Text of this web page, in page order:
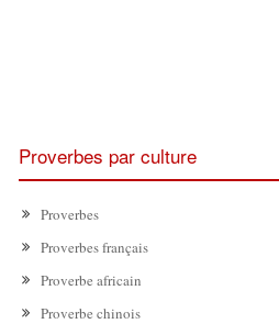
Proverbes par culture
Proverbes
Proverbes français
Proverbe africain
Proverbe chinois